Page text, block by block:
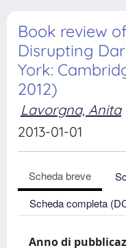
Book review
Disrupting
York:
2012)
Lavorgna, Anita
2013-01-01
Scheda breve
Scheda completa
Anno di